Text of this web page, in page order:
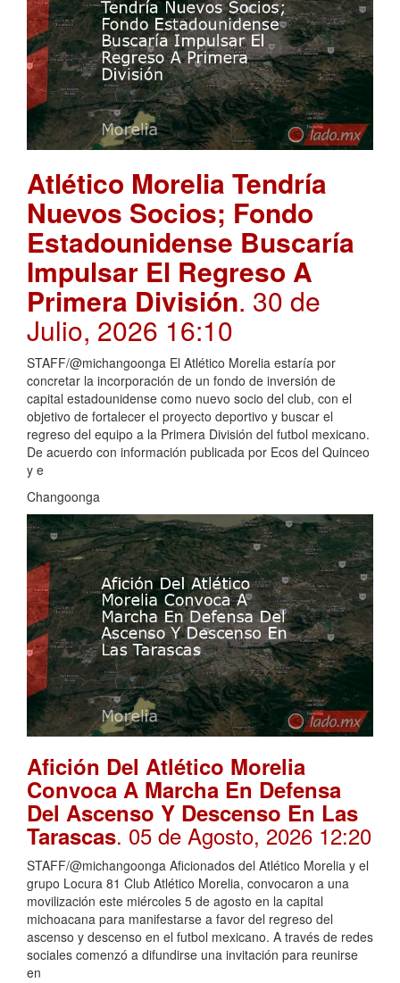
Atlético Morelia Tendría
Nuevos Socios; Fondo
Estadounidense Buscaría
Impulsar El Regreso A
Primera División. 30 de
Julio, 2026 16:10
STAFF/@michangoonga El Atlético Morelia estaría por
concretar la incorporación de un fondo de inversión de
capital estadounidense como nuevo socio del club, con el
objetivo de fortalecer el proyecto deportivo y buscar el
regreso del equipo a la Primera División del futbol mexicano.
De acuerdo con información publicada por Ecos del Quinceo
y e
Changoonga
Afición Del Atlético Morelia
Convoca A Marcha En Defensa
Del Ascenso Y Descenso En Las
Tarascas. 05 de Agosto, 2026 12:20
STAFF/@michangoonga Aficionados del Atlético Morelia y el
grupo Locura 81 Club Atlético Morelia, convocaron a una
movilización este miércoles 5 de agosto en la capital
michoacana para manifestarse a favor del regreso del
ascenso y descenso en el futbol mexicano. A través de redes
sociales comenzó a difundirse una invitación para reunirse
en